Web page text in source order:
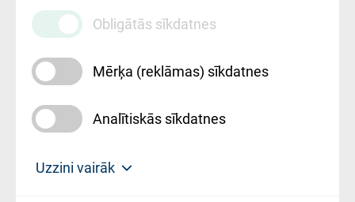
Maksas
pakalpojumu
cenrādis
Obligātās sīkdatnes
Mērķa (reklāmas) sīkdatnes
Analītiskās sīkdatnes
Uzzini vairāk